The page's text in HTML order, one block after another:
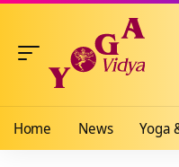
Home News Yoga